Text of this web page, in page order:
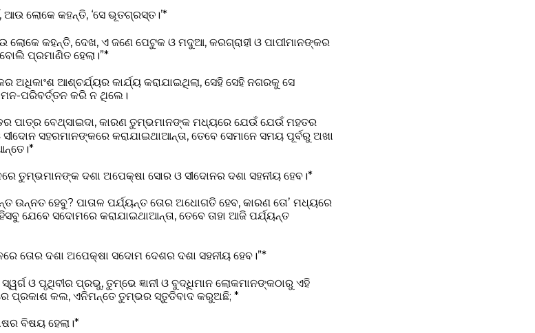
ଲୋକେ କହନ୍ତି, ‘ସେ ଭୂତଗ୍ରସ୍ତ।’*
କହନ୍ତି, ଦେଖ, ଏ ଜଣେ ପେଟୁକ ଓ ମଦୁଆ, କରଗ୍ରାହୀ ଓ ପାପୀମାନଙ୍କର
ବୋଲି ପ୍ରମାଣିତ ହେଲା।”*
ଅଧିକାଂଶ ଆଶ୍ଚର୍ଯ୍ୟର କାର୍ଯ୍ୟ କରାଯାଇଥିଲା, ସେହି ସେହି ନଗରକୁ ସେ
ମନ-ପରିବର୍ତ୍ତନ କରି ନ ଥିଲେ।
ପାତ୍ର ବେଥ୍‌ସାଇଦା, କାରଣ ତୁମ୍ଭମାନଙ୍କ ମଧ୍ୟରେ ଯେଉଁ ଯେଉଁ ମହତର
ସହରମାନଙ୍କରେ କରାଯାଇଥାଆନ୍ତା, ତେବେ ସେମାନେ ସମୟ ପୂର୍ବରୁ ଅଖା
ତୁମ୍ଭମାନଙ୍କ ଦଶା ଅପେକ୍ଷା ସୋର ଓ ସୀଦୋନର ଦଶା ସହନୀୟ ହେବ।*
ଉନ୍ନତ ହେବୁ? ପାତାଳ ପର୍ଯ୍ୟନ୍ତ ତୋର ଅଧୋଗତି ହେବ, କାରଣ ତୋʼ ମଧ୍ୟରେ
ଯେବେ ସଦୋମରେ କରାଯାଇଥାଆନ୍ତା, ତେବେ ତାହା ଆଜି ପର୍ଯ୍ୟନ୍ତ
ତୋର ଦଶା ଅପେକ୍ଷା ସଦୋମ ଦେଶର ଦଶା ସହନୀୟ ହେବ।”*
ଓ ପୃଥିବୀର ପ୍ରଭୁ, ତୁମ୍ଭେ ଜ୍ଞାନୀ ଓ ବୁଦ୍ଧିମାନ ଲୋକମାନଙ୍କଠାରୁ ଏହି
ପ୍ରକାଶ କଲ, ଏନିମନ୍ତେ ତୁମ୍ଭର ସ୍ତୁତିବାଦ କରୁଅଛି; *
ବିଷୟ ହେଲା।*